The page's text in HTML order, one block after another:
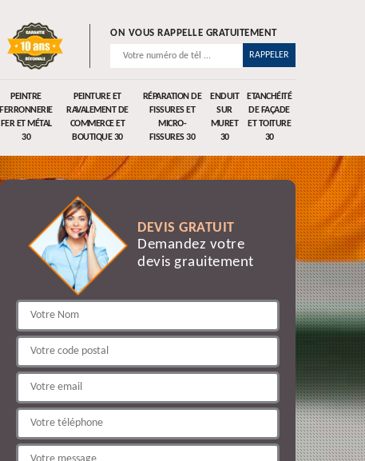
ON VOUS RAPPELLE GRATUITEMENT
PEINTRE
FERRONNERIE
FER ET MÉTAL
30
PEINTURE ET
RAVALEMENT DE
COMMERCE ET
BOUTIQUE 30
RÉPARATION DE
FISSURES ET
MICRO-
FISSURES 30
ENDUIT
SUR
MURET
30
ETANCHÉITÉ
DE FAÇADE
ET TOITURE
30
DEVIS GRATUIT
Demandez votre
devis grauitement